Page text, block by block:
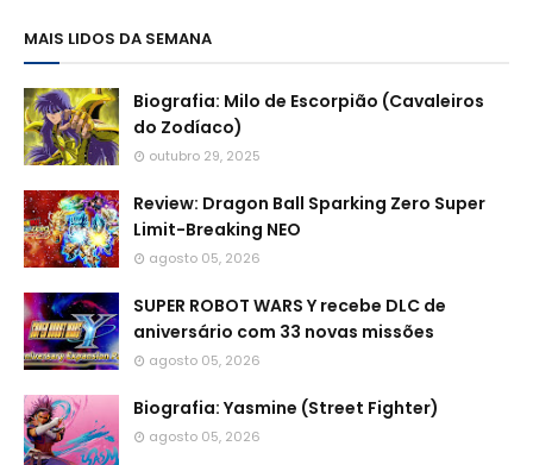
MAIS LIDOS DA SEMANA
Biografia: Milo de Escorpião (Cavaleiros
do Zodíaco)
outubro 29, 2025
Review: Dragon Ball Sparking Zero Super
Limit-Breaking NEO
agosto 05, 2026
SUPER ROBOT WARS Y recebe DLC de
aniversário com 33 novas missões
agosto 05, 2026
Biografia: Yasmine (Street Fighter)
agosto 05, 2026